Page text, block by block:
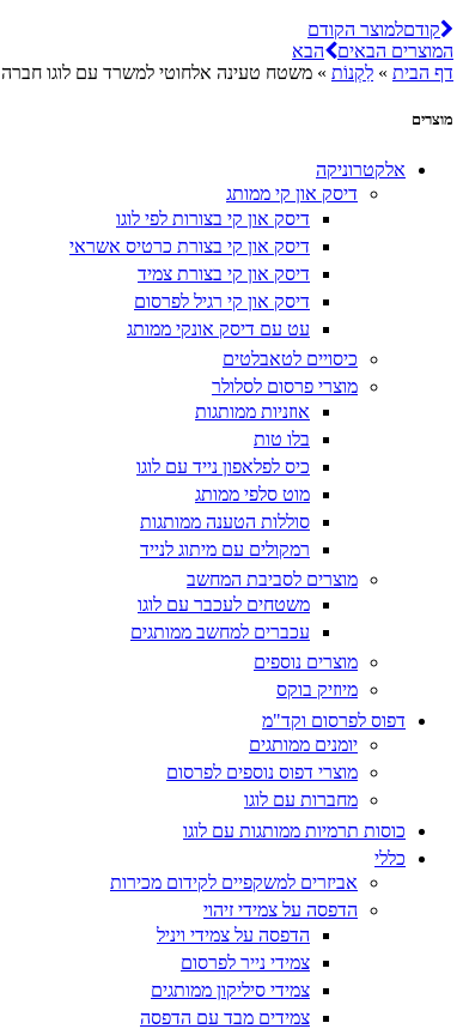
קודםלמוצר הקודם
המוצרים הבאים
הבא
דף הבית » לִקְנוֹת » משטח טעינה אלחוטי למשרד עם לוגו חברה
מוצרים
אלקטרוניקה
דיסק און קי ממותג
דיסק און קי בצורות לפי לוגו
דיסק און קי בצורת כרטיס אשראי
דיסק און קי בצורת צמיד
דיסק און קי רגיל לפרסום
עט עם דיסק אונקי ממותג
כיסויים לטאבלטים
מוצרי פרסום לסלולר
אוזניות ממותגות
בלו טות
כיס לפלאפון נייד עם לוגו
מוט סלפי ממותג
סוללות הטענה ממותגות
רמקולים עם מיתוג לנייד
מוצרים לסביבת המחשב
משטחים לעכבר עם לוגו
עכברים למחשב ממותגים
מוצרים נוספים
מיוזיק בוקס
דפוס לפרסום וקד"מ
יומנים ממותגים
מוצרי דפוס נוספים לפרסום
מחברות עם לוגו
כוסות תרמיות ממותגות עם לוגו
כללי
אביזרים למשקפיים לקידום מכירות
הדפסה על צמידי זיהוי
הדפסה על צמידי ויניל
צמידי נייר לפרסום
צמידי סיליקון ממותגים
צמידים מבד עם הדפסה